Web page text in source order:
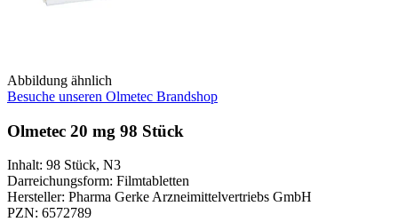
Abbildung ähnlich
Besuche unseren Olmetec Brandshop
Olmetec 20 mg 98 Stück
Inhalt: 98 Stück, N3
Darreichungsform: Filmtabletten
Hersteller: Pharma Gerke Arzneimittelvertriebs GmbH
PZN: 6572789